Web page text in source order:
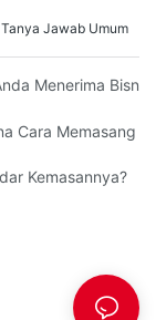
Tanya Jawab Umum
Menerima Bisnis
Cara Memasang
Kemasannya?